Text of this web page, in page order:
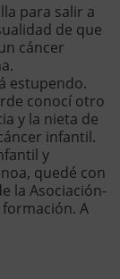
para salir a
de que
cáncer
estupendo.
conocí otro
y la nieta de
infantil.
y
quedé con
la Asociación-
A